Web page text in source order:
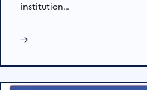
institution…
→